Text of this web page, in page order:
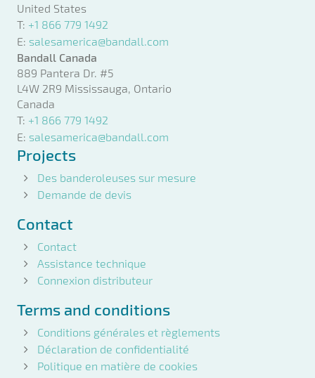
United States
T: +1 866 779 1492
E: salesamerica@bandall.com
Bandall Canada
889 Pantera Dr. #5
L4W 2R9 Mississauga, Ontario
Canada
T: +1 866 779 1492
E: salesamerica@bandall.com
Projects
Des banderoleuses sur mesure
Demande de devis
Contact
Contact
Assistance technique
Connexion distributeur
Terms and conditions
Conditions générales et règlements
Déclaration de confidentialité
Politique en matière de cookies